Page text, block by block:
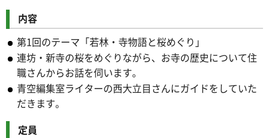
内容
第1回のテーマ「若林・寺物語と桜めぐり」
連坊・新寺の桜をめぐりながら、お寺の歴史について住
職さんからお話を伺います。
青空編集室ライターの西大立目さんにガイドをしていた
だきます。
定員